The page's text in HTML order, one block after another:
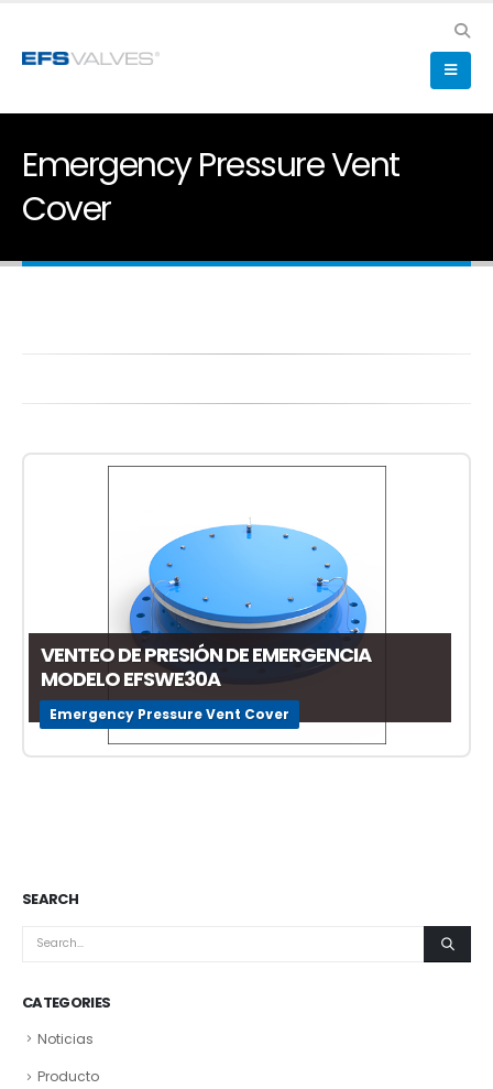
Emergency Pressure Vent
Cover
VENTEO DE PRESIÓN DE EMERGENCIA
MODELO EFSWE30A
Emergency Pressure Vent Cover
SEARCH
CATEGORIES
Noticias
Producto